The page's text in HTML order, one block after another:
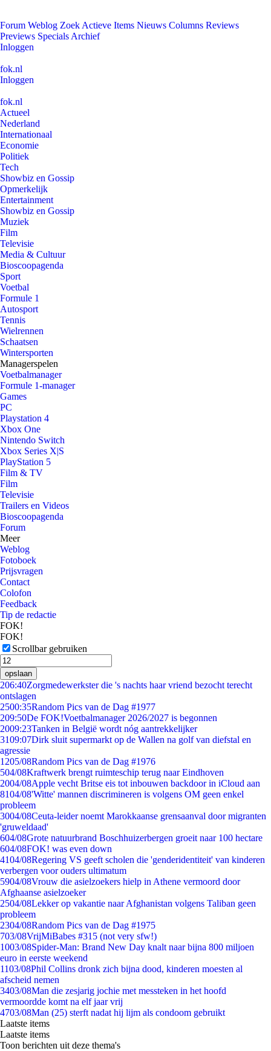
Forum Weblog Zoek Actieve Items Nieuws Columns Reviews
Previews Specials Archief
Inloggen
fok.nl
Inloggen
fok.nl
Actueel
Nederland
Internationaal
Economie
Politiek
Tech
Showbiz en Gossip
Opmerkelijk
Entertainment
Showbiz en Gossip
Muziek
Film
Televisie
Media & Cultuur
Bioscoopagenda
Sport
Voetbal
Formule 1
Autosport
Tennis
Wielrennen
Schaatsen
Wintersporten
Managerspelen
Voetbalmanager
Formule 1-manager
Games
PC
Playstation 4
Xbox One
Nintendo Switch
Xbox Series X|S
PlayStation 5
Film & TV
Film
Televisie
Trailers en Videos
Bioscoopagenda
Forum
Meer
Weblog
Fotoboek
Prijsvragen
Contact
Colofon
Feedback
Tip de redactie
FOK!
FOK!
Scrollbar gebruiken
opslaan
206:40Zorgmedewerkster die 's nachts haar vriend bezocht terecht
ontslagen
2500:35Random Pics van de Dag #1977
209:50De FOK!Voetbalmanager 2026/2027 is begonnen
2009:23Tanken in België wordt nóg aantrekkelijker
3109:07Dirk sluit supermarkt op de Wallen na golf van diefstal en
agressie
1205/08Random Pics van de Dag #1976
504/08Kraftwerk brengt ruimteschip terug naar Eindhoven
2004/08Apple vecht Britse eis tot inbouwen backdoor in iCloud aan
8104/08'Witte' mannen discrimineren is volgens OM geen enkel
probleem
3004/08Ceuta-leider noemt Marokkaanse grensaanval door migranten
'gruweldaad'
604/08Grote natuurbrand Boschhuizerbergen groeit naar 100 hectare
604/08FOK! was even down
4104/08Regering VS geeft scholen die 'genderidentiteit' van kinderen
verbergen voor ouders ultimatum
5904/08Vrouw die asielzoekers hielp in Athene vermoord door
Afghaanse asielzoeker
2504/08Lekker op vakantie naar Afghanistan volgens Taliban geen
probleem
2304/08Random Pics van de Dag #1975
703/08VrijMiBabes #315 (not very sfw!)
1003/08Spider-Man: Brand New Day knalt naar bijna 800 miljoen
euro in eerste weekend
1103/08Phil Collins dronk zich bijna dood, kinderen moesten al
afscheid nemen
3403/08Man die zesjarig jochie met messteken in het hoofd
vermoordde komt na elf jaar vrij
4703/08Man (25) sterft nadat hij lijm als condoom gebruikt
Laatste items
Laatste items
Toon berichten uit deze thema's